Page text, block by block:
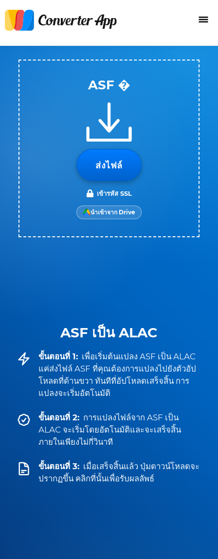
ASF เป็น ALAC
ขั้นตอนที่ 1: เพื่อเริ่มต้นแปลง ASF เป็น ALAC
แค่ส่งไฟล์ ASF ที่คุณต้องการแปลงไปยังตัวอัป
โหลดที่ด้านขวา ทันทีที่อัปโหลดเสร็จสิ้น การ
แปลงจะเริ่มอัตโนมัติ
ขั้นตอนที่ 2: การแปลงไฟล์จาก ASF เป็น
ALAC จะเริ่มโดยอัตโนมัติและจะเสร็จสิ้น
ภายในเพียงไม่กี่วินาที
ขั้นตอนที่ 3: เมื่อเสร็จสิ้นแล้ว ปุ่มดาวน์โหลดจะ
ปรากฏขึ้น คลิกที่นั้นเพื่อรับผลลัพธ์
ASF �
ส่งไฟล์
เข้ารหัส SSL
นำเข้าจาก Drive